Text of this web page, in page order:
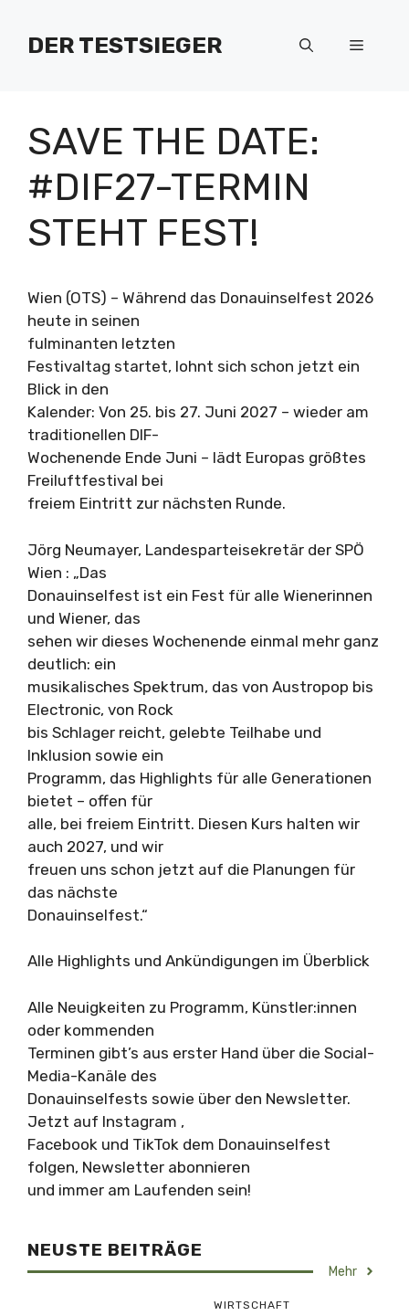
Inhalt
springenDER TESTSIEGER Menü
SAVE THE DATE:
#DIF27-TERMIN
STEHT FEST!
Wien (OTS) – Während das Donauinselfest 2026
heute in seinen
fulminanten letzten
Festivaltag startet, lohnt sich schon jetzt ein
Blick in den
Kalender: Von 25. bis 27. Juni 2027 – wieder am
traditionellen DIF-
Wochenende Ende Juni – lädt Europas größtes
Freiluftfestival bei
freiem Eintritt zur nächsten Runde.
Jörg Neumayer, Landesparteisekretär der SPÖ
Wien : „Das
Donauinselfest ist ein Fest für alle Wienerinnen
und Wiener, das
sehen wir dieses Wochenende einmal mehr ganz
deutlich: ein
musikalisches Spektrum, das von Austropop bis
Electronic, von Rock
bis Schlager reicht, gelebte Teilhabe und
Inklusion sowie ein
Programm, das Highlights für alle Generationen
bietet – offen für
alle, bei freiem Eintritt. Diesen Kurs halten wir
auch 2027, und wir
freuen uns schon jetzt auf die Planungen für
das nächste
Donauinselfest.“
Alle Highlights und Ankündigungen im Überblick
Alle Neuigkeiten zu Programm, Künstler:innen
oder kommenden
Terminen gibt’s aus erster Hand über die Social-
Media-Kanäle des
Donauinselfests sowie über den Newsletter.
Jetzt auf Instagram ,
Facebook und TikTok dem Donauinselfest
folgen, Newsletter abonnieren
und immer am Laufenden sein!
NEUSTE BEITRÄGE
Mehr
WIRTSCHAFT